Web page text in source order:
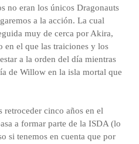
no eran los únicos Dragonauts
a la acción. La cual
muy de cerca por Akira,
en el que las traiciones y los
a la orden del día mientras
de Willow en la isla mortal que
retroceder cinco años en el
a formar parte de la ISDA (lo
si tenemos en cuenta que por